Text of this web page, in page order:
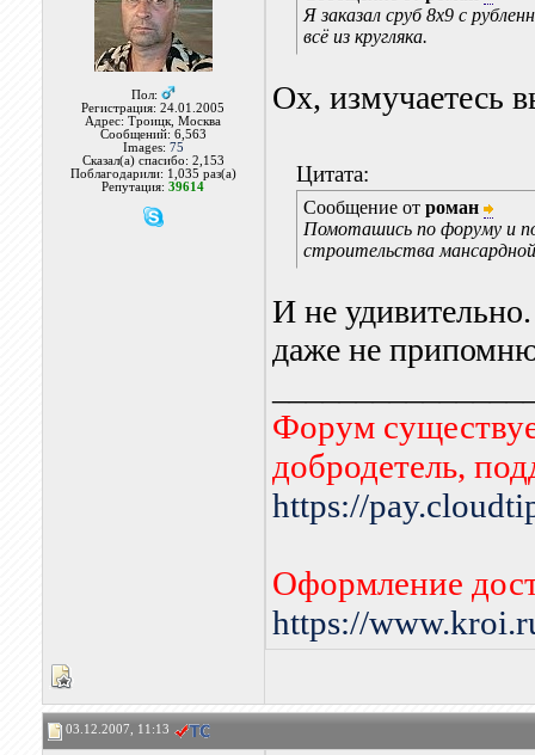
Пол:
Регистрация: 24.01.2005
Адрес: Троицк, Москва
Сообщений: 6,563
Images: 75
Сказал(а) спасибо: 2,153
Поблагодарили: 1,035 раз(а)
Репутация:39614
Я заказал сруб 8х9 с
всё из кругляка.
Ох, измучаетесь
Цитата:
Сообщение от роман
Помоташись по форуму и
строительства
И не
даже не
Форум
добродетель,
https://
Оформление
https://
03.12.2007, 11:13